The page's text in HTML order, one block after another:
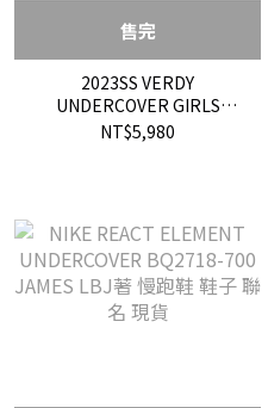
售完
2023SS VERDY
UNDERCOVER GIRLS
DON'T CRY UC2B9813 熊熊
NT$5,980